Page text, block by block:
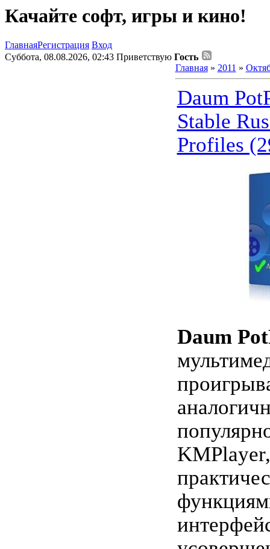
Качайте софт, игры и кино!
ГлавнаяРегистрация Вход
Суббота, 08.08.2026, 02:43 Приветствую Гость
Главная» 2011 »
Daum
Stable
Profiles
Daum